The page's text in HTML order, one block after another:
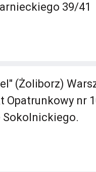
39/41
(Żoliborz)
Opatrunkowy nr
Sokolnickiego.